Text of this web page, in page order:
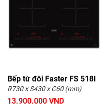
Bếp từ đôi Faster FS 518I
R730 x S430 x C60 (mm)
13.900.000 VND